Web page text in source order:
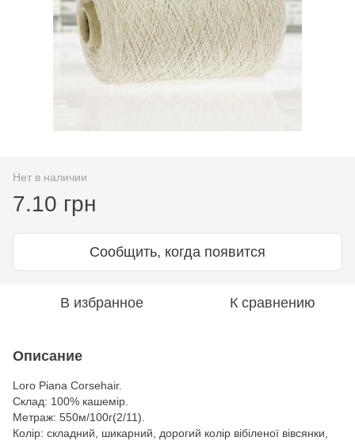
Нет в наличии
7.10 грн
Сообщить, когда появится
В избранное К сравнению
Описание
Loro Piana Corsehair.
Склад: 100% кашемір.
Метраж: 550м/100г(2/11).
Колір: складний, шикарний, дорогий колір вібіленої вівсянки,